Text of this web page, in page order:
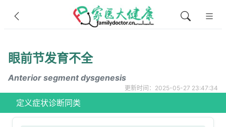
眼前节发育不全
Anterior segment dysgenesis
更新时间：2025-05-27 23:47:34
定义症状诊断同类